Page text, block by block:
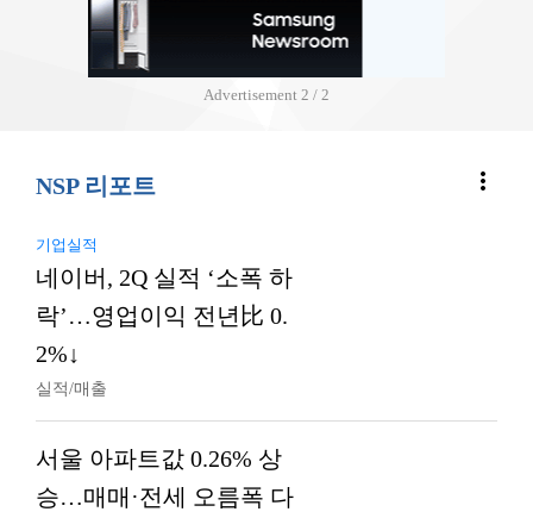
Advertisement 2 / 2
NSP 리포트 more_vert
기업실적
네이버, 2Q 실적 ‘소폭 하
락’…영업이익 전년比 0.
2%↓
실적/매출
서울 아파트값 0.26% 상
승…매매·전세 오름폭 다